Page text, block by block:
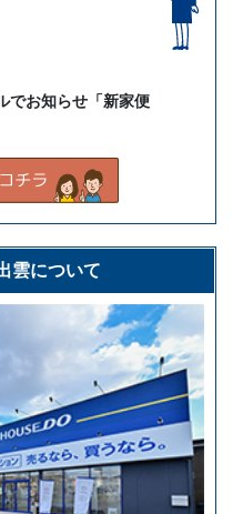
でお知らせ「新家便
雲について